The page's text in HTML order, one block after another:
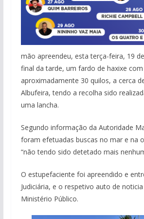
mão apreendeu, esta terça-feira, 19
final da tarde, um fardo de haxixe com
aproximadamente 30 quilos, a cerca
Albufeira, tendo a recolha sido
uma lancha.
Segundo informação da Autoridade
foram efetuadas buscas no mar e na
“não tendo sido detetado mais
O estupefaciente foi apreendido e
Judiciária, e o respetivo auto de
Ministério Público.